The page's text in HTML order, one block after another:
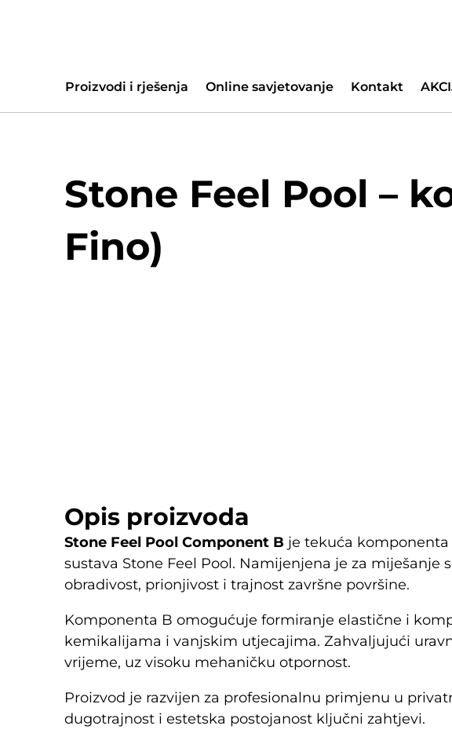
Proizvodi i rješenja Online savjetovanje Kontakt
Stone Feel Pool –
Fino)
Opis proizvoda
Stone Feel Pool Component B je tekuća komponenta
sustava Stone Feel Pool. Namijenjena je za
obradivost, prionjivost i trajnost završne površine.
Komponenta B omogućuje formiranje elastične i
kemikalijama i vanjskim utjecajima. Zahvaljujući
vrijeme, uz visoku mehaničku otpornost.
Proizvod je razvijen za profesionalnu primjenu u
dugotrajnost i estetska postojanost ključni zahtjevi.